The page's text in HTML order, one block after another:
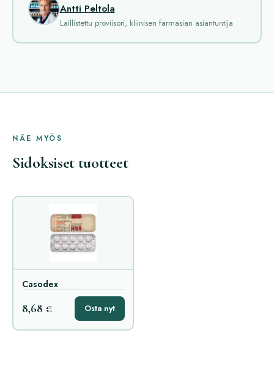
Antti Peltola
Laillistettu proviisori, kliinisen farmasian asiantuntija
NÄE MYÖS
Sidoksiset tuotteet
Casodex
8,68 € Osta nyt